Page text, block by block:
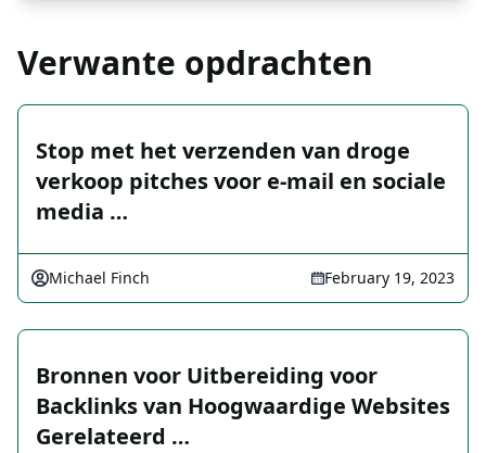
Verwante opdrachten
Stop met het verzenden van droge
verkoop pitches voor e-mail en sociale
media …
Michael Finch February 19, 2023
Bronnen voor Uitbereiding voor
Backlinks van Hoogwaardige Websites
Gerelateerd …